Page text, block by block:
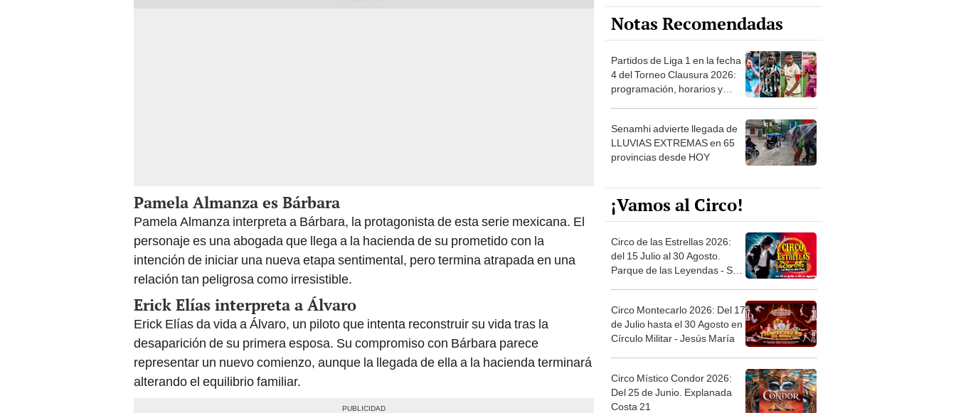
Pamela Almanza es Bárbara
Pamela Almanza interpreta a Bárbara, la protagonista de esta serie mexicana. El
personaje es una abogada que llega a la hacienda de su prometido con la
intención de iniciar una nueva etapa sentimental, pero termina atrapada en una
relación tan peligrosa como irresistible.
Erick Elías interpreta a Álvaro
Erick Elías da vida a Álvaro, un piloto que intenta reconstruir su vida tras la
desaparición de su primera esposa. Su compromiso con Bárbara parece
representar un nuevo comienzo, aunque la llegada de ella a la hacienda terminará
alterando el equilibrio familiar.
Notas Recomendadas
Partidos de Liga 1 en la fecha
4 del Torneo Clausura 2026:
programación, horarios y
Senamhi advierte llegada de
LLUVIAS EXTREMAS en 65
provincias desde HOY
¡Vamos al Circo!
Circo de las Estrellas 2026:
del 15 Julio al 30 Agosto.
Parque de las Leyendas - San
Circo Montecarlo 2026: Del 17
de Julio hasta el 30 Agosto en
Círculo Militar - Jesús María
Circo Místico Condor 2026:
Del 25 de Junio. Explanada
Costa 21